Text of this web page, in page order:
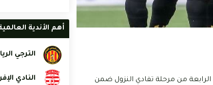
لحساب الجولة الرابعة من مرحلة تفادي النزول ضمن
أهم الأندية
الترجي
النادي